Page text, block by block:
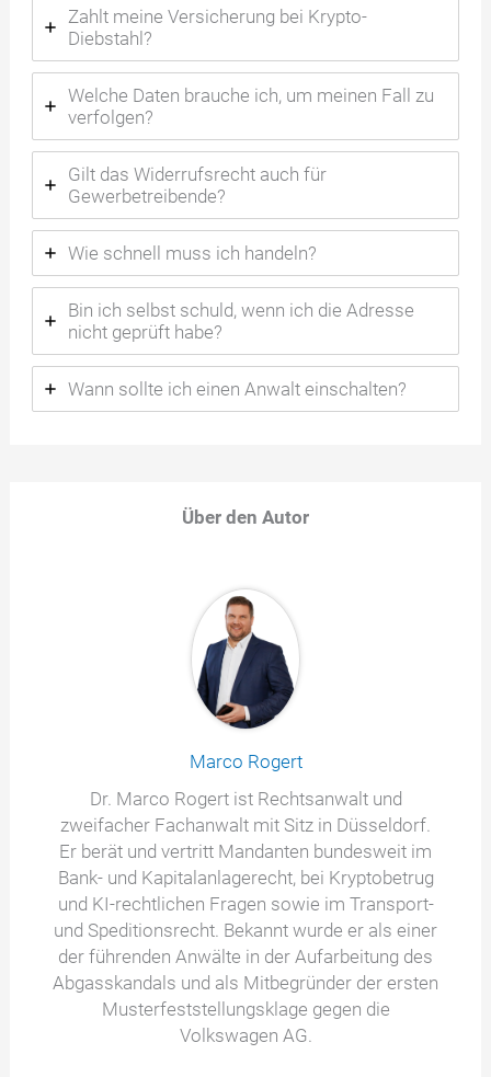
Zahlt meine Versicherung bei Krypto-
Diebstahl?
Welche Daten brauche ich, um meinen Fall zu
verfolgen?
Gilt das Widerrufsrecht auch für
Gewerbetreibende?
Wie schnell muss ich handeln?
Bin ich selbst schuld, wenn ich die Adresse
nicht geprüft habe?
Wann sollte ich einen Anwalt einschalten?
Über den Autor
Marco Rogert
Dr. Marco Rogert ist Rechtsanwalt und
zweifacher Fachanwalt mit Sitz in Düsseldorf.
Er berät und vertritt Mandanten bundesweit im
Bank- und Kapitalanlagerecht, bei Kryptobetrug
und KI-rechtlichen Fragen sowie im Transport-
und Speditionsrecht. Bekannt wurde er als einer
der führenden Anwälte in der Aufarbeitung des
Abgasskandals und als Mitbegründer der ersten
Musterfeststellungsklage gegen die
Volkswagen AG.